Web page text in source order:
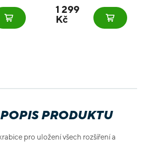
1 299
Kč
PRODUKTU
pro uložení všech rozšíření a